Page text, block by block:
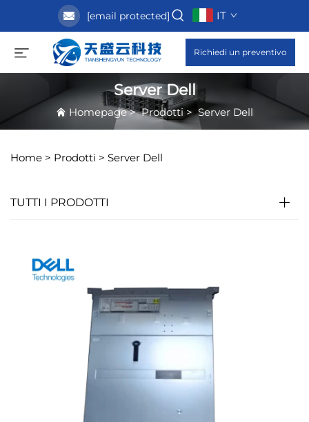
[email protected] IT
Richiedi un preventivo
Server Dell
Homepage>Prodotti >Server Dell
Home > Prodotti > Server Dell
TUTTI I PRODOTTI